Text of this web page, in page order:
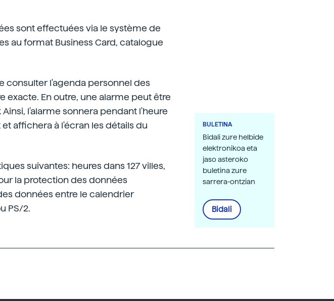
sont effectuées via le système de
au format Business Card, catalogue
consulter l'agenda personnel des
exacte. En outre, une alarme peut être
l'alarme sonnera pendant l'heure
affichera à l'écran les détails du
suivantes: heures dans 127 villes,
la protection des données
données entre le calendrier
PS/2.
BULETINA
Bidali zure helbide
elektronikoa eta
jaso asteroko
buletina zure
sarrera-ontzian
Bidali